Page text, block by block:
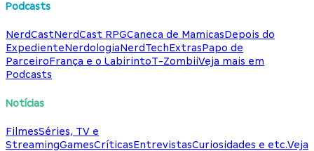
Podcasts
NerdCastNerdCast RPGCaneca de MamicasDepois do
ExpedienteNerdologiaNerdTechExtrasPapo de
ParceiroFrança e o LabirintoT-ZombiiVeja mais em
Podcasts
Notícias
FilmesSéries, TV e
StreamingGamesCríticasEntrevistasCuriosidades e etc.Veja